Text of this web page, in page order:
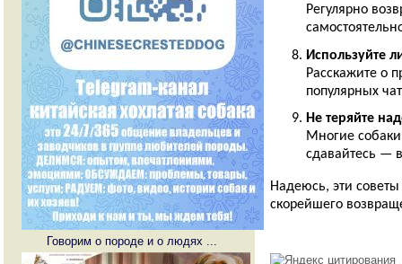
Говорим о породе и о людях ...
Регулярно
Используйте
Расскажите о
популярных
Не теряйте
Многие
сдавайтесь —
Надеюсь, эти
скорейшего